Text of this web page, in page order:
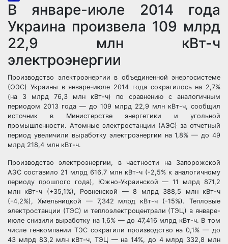
LiveJournal
В январе-июле 2014 года
Украина произвела 109 млрд
22,9 млн кВт-ч
электроэнергии
Производство электроэнергии в объединенной энергосистеме
(ОЭС) Украины в январе-июле 2014 года сократилось на 2,7%
(на 3 млрд 76,3 млн кВт-ч) по сравнению с аналогичным
периодом 2013 года — до 109 млрд 22,9 млн кВт-ч, сообщил
источник в Министерстве энергетики и угольной
промышленности. Атомные электростанции (АЭС) за отчетный
период увеличили выработку электроэнергии на 1,8% — до 49
млрд 218,4 млн кВт-ч.
Производство электроэнергии, в частности на Запорожской
АЭС составило 21 млрд 616,7 млн кВт-ч (-2,5% к аналогичному
периоду прошлого года), Южно-Украинской — 11 млрд 871,2
млн кВт-ч (+35,1%), Ровненской — 8 млрд 388,5 млн кВт-ч
(-4,2%), Хмельницкой — 7,342 млрд кВт-ч (-15%). Тепловые
электростанции (ТЭС) и теплоэлектроцентрали (ТЭЦ) в январе-
июле снизили выработку на 1,6% — до 47,416 млрд кВт-ч. В том
числе генкомпании ТЭС сократили производство на 0,1% — до
43 млрд 83,2 млн кВт-ч, ТЭЦ — на 14%, до 4 млрд 332,8 млн